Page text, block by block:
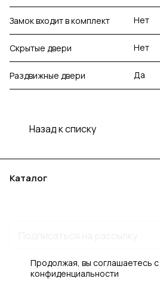
Замок входит в комплект Нет
Скрытые двери Нет
Раздвижные двери Да
Назад к списку
Каталог
Продолжая, вы соглашаетесь с
конфиденциальности